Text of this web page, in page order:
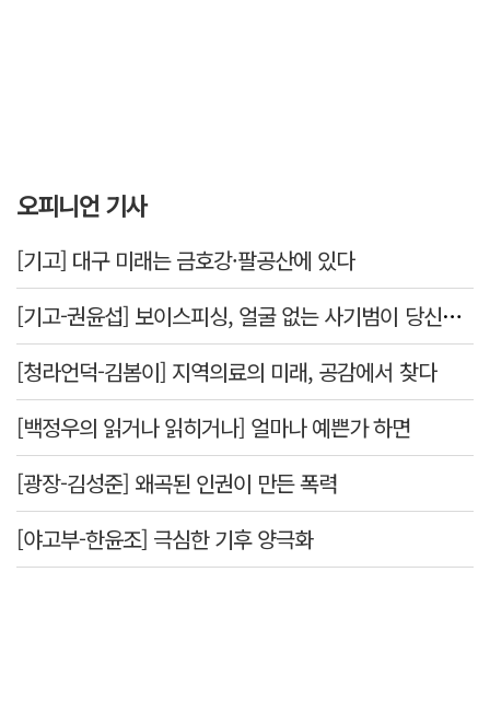
오피니언 기사
[기고] 대구 미래는 금호강·팔공산에 있다
[기고-권윤섭] 보이스피싱, 얼굴 없는 사기범이 당신을 노린다
[청라언덕-김봄이] 지역의료의 미래, 공감에서 찾다
[백정우의 읽거나 읽히거나] 얼마나 예쁜가 하면
[광장-김성준] 왜곡된 인권이 만든 폭력
[야고부-한윤조] 극심한 기후 양극화